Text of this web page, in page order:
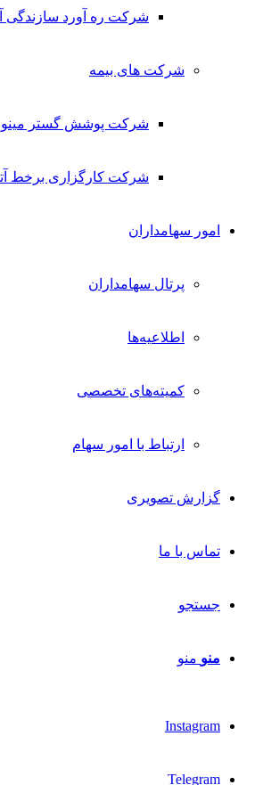
شرکت ره آورد سازندگی
شرکت های بیمه
شرکت پوشش گستر مینو
شرکت کارگزاری برخط
امور سهامداران
پرتال سهامداران
اطلاعیه‌ها
کمیته‌های تخصصی
ارتباط با امور سهام
گزارش تصویری
تماس با ما
جستجو
منو منو
Instagram
Telegram